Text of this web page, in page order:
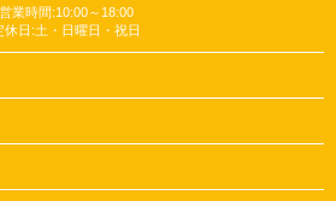
営業時間:10:00～18:00
休日:土・日曜日・祝日